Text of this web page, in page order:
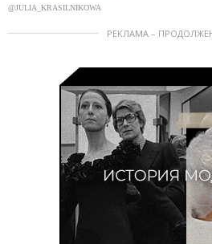
@JULIA_KRASILNIKOWA
РЕКЛАМА –